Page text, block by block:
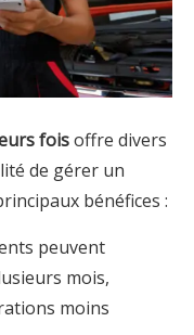
foisoffre divers
de gérer un
bénéfices :
peuvent
mois,
moins